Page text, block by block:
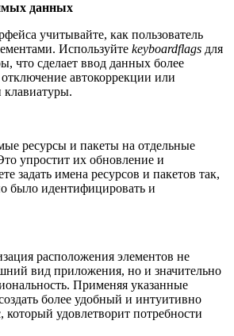
данных
учитывайте, как пользователь
Используйте keyboardflags для
что сделает ввод данных более
автокоррекции или
клавиатуры.
ресурсы и пакеты на отдельные
упростит их обновление и
задать имена ресурсов и пакетов так,
было идентифицировать и
расположения элементов не
вид приложения, но и значительно
Применяя указанные
более удобный и интуитивно
удовлетворит потребности